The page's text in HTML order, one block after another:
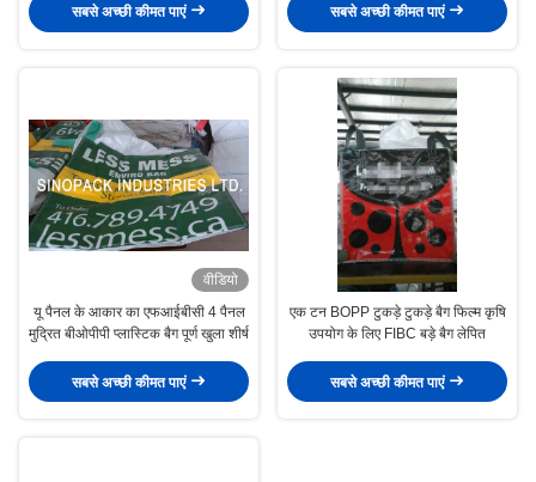
सबसे अच्छी कीमत पाएं सबसे अच्छी कीमत पाएं
वीडियो
यू पैनल के आकार का एफआईबीसी 4 पैनल
मुद्रित बीओपीपी प्लास्टिक बैग पूर्ण खुला शीर्ष
सबसे अच्छी कीमत पाएं
एक टन BOPP टुकड़े टुकड़े बैग फिल्म कृषि
उपयोग के लिए FIBC बड़े बैग लेपित
सबसे अच्छी कीमत पाएं